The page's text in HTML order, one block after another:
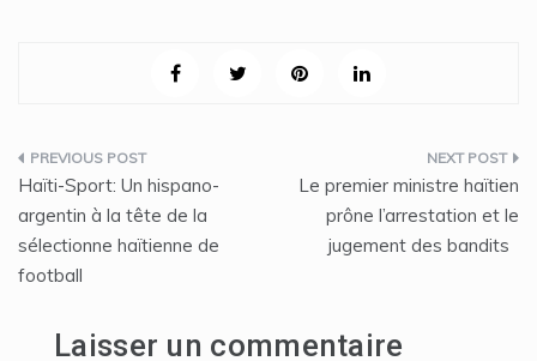
Navigation
de
l’article
Haïti-Sport: Un hispano-
argentin à la tête de la
sélectionne haïtienne de
football
Le premier ministre haïtien
prône l’arrestation et le
jugement des bandits
Laisser un commentaire